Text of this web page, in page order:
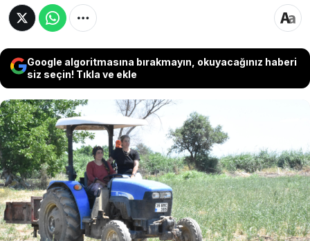
Google algoritmasına bırakmayın, okuyacağınız haberi
siz seçin! Tıkla ve ekle
İzmir'de iki kız kardeş bakanlığın da destek
vermesiyle çilek üretip ev ekonomilerine katkı
sağlıyor. Kız kardeşlerin böylelikle bölgedeki
kadınlara da ilham oluyor. Köylüler de kız
kardeşlerden kendilerine işi öğretmelerini
istiyor.